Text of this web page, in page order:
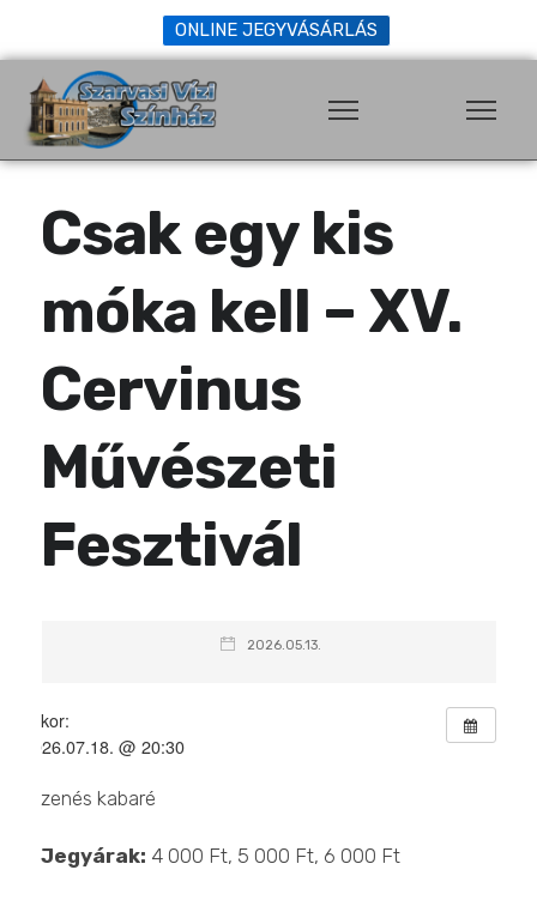
ONLINE JEGYVÁSÁRLÁS
Csak egy kis
móka kell – XV.
Cervinus
Művészeti
Fesztivál
2026.05.13.
Mikor:
2026.07.18. @ 20:30
zenés kabaré
Jegyárak: 4 000 Ft, 5 000 Ft, 6 000 Ft